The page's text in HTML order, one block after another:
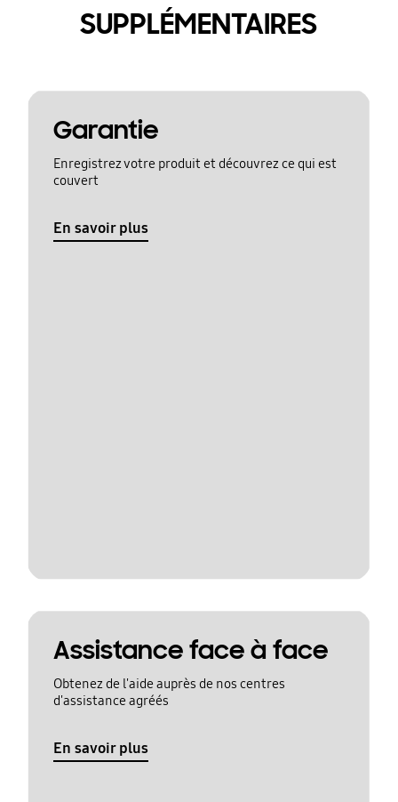
SUPPLÉMENTAIRES
Garantie
Enregistrez votre produit et découvrez ce qui est
couvert
En savoir plus
Assistance face à face
Obtenez de l'aide auprès de nos centres
d'assistance agréés
En savoir plus